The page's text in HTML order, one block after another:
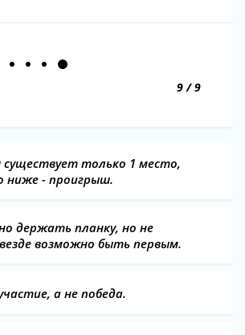
9 / 9
существует только 1 место,
ниже - проигрыш.
держать планку, но не
возможно быть первым.
а не победа.